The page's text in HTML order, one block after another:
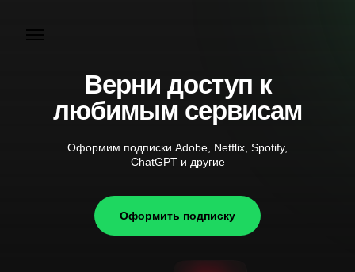
Верни доступ к
любимым сервисам
Оформить подписку
Оформим подписки Adobe, Netflix, Spotify,
ChatGPT и другие